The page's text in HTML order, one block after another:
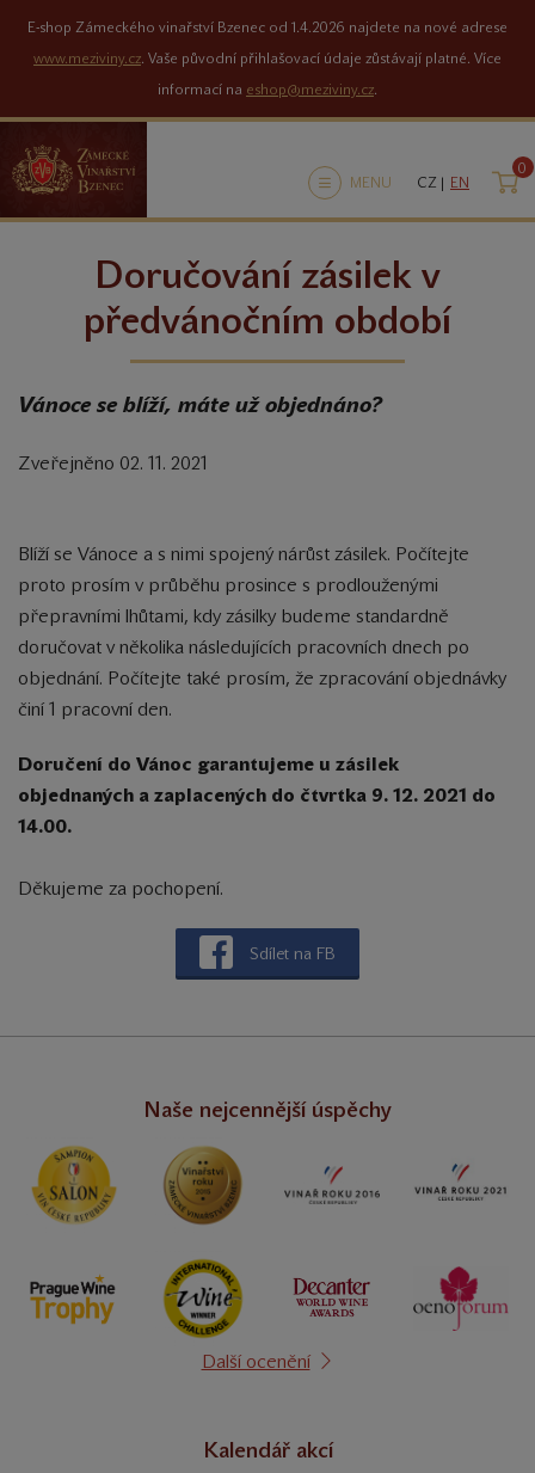
E-shop Zámeckého vinařství Bzenec od 1.4.2026 najdete na nové adrese
www.meziviny.cz. Vaše původní přihlašovací údaje zůstávají platné. Více
informací na eshop@meziviny.cz.
MENU CZ | EN
0
Doručování zásilek v
předvánočním období
Vánoce se blíží, máte už objednáno?
Zveřejněno 02. 11. 2021
Blíží se Vánoce a s nimi spojený nárůst zásilek. Počítejte
proto prosím v průběhu prosince s prodlouženými
přepravními lhůtami, kdy zásilky budeme standardně
doručovat v několika následujících pracovních dnech po
objednání. Počítejte také prosím, že zpracování objednávky
činí 1 pracovní den.
Doručení do Vánoc garantujeme u zásilek
objednaných a zaplacených do čtvrtka 9. 12. 2021 do
14.00.
Děkujeme za pochopení.
Sdílet na FB
Naše nejcennější úspěchy
Další ocenění
Kalendář akcí